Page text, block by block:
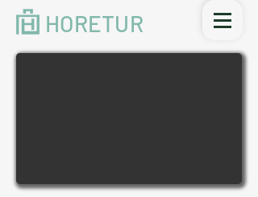
HORETUR